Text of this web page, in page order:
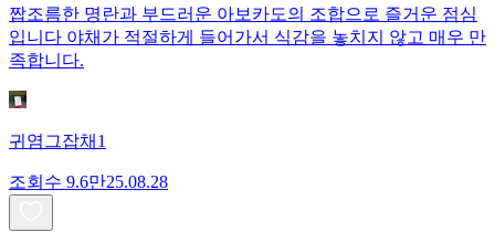
짭조름한 명란과 부드러운 아보카도의 조합으로 즐거운 점심
입니다 야채가 적절하게 들어가서 식감을 놓치지 않고 매우 만
족합니다.
귀염그잡채1
조회수 9.6만25.08.28